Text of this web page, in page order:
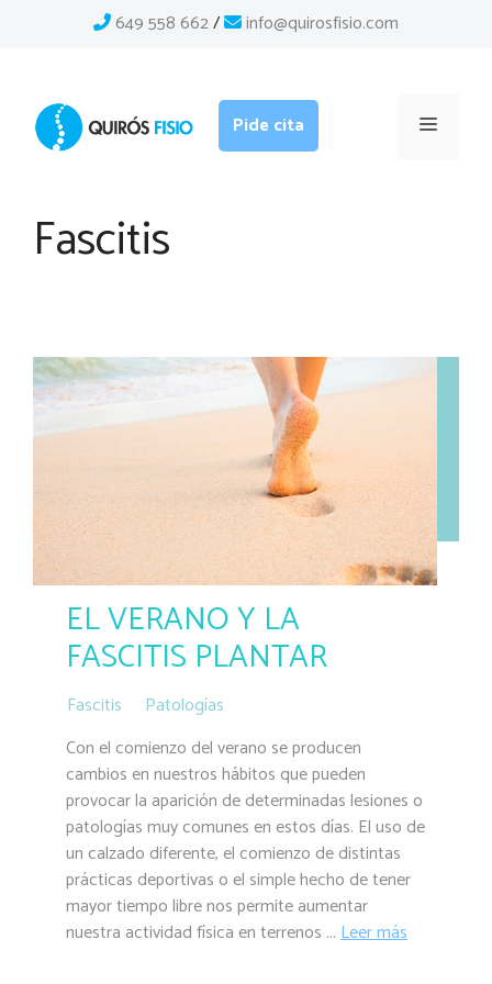
649 558 662/ info@quirosfisio.com
Pide cita Menú
Fascitis
EL VERANO Y LA
FASCITIS PLANTAR
Fascitis
Patologías
Con el comienzo del verano se producen
cambios en nuestros hábitos que pueden
provocar la aparición de determinadas lesiones o
patologías muy comunes en estos días. El uso de
un calzado diferente, el comienzo de distintas
prácticas deportivas o el simple hecho de tener
mayor tiempo libre nos permite aumentar
nuestra actividad física en terrenos ...Leer más